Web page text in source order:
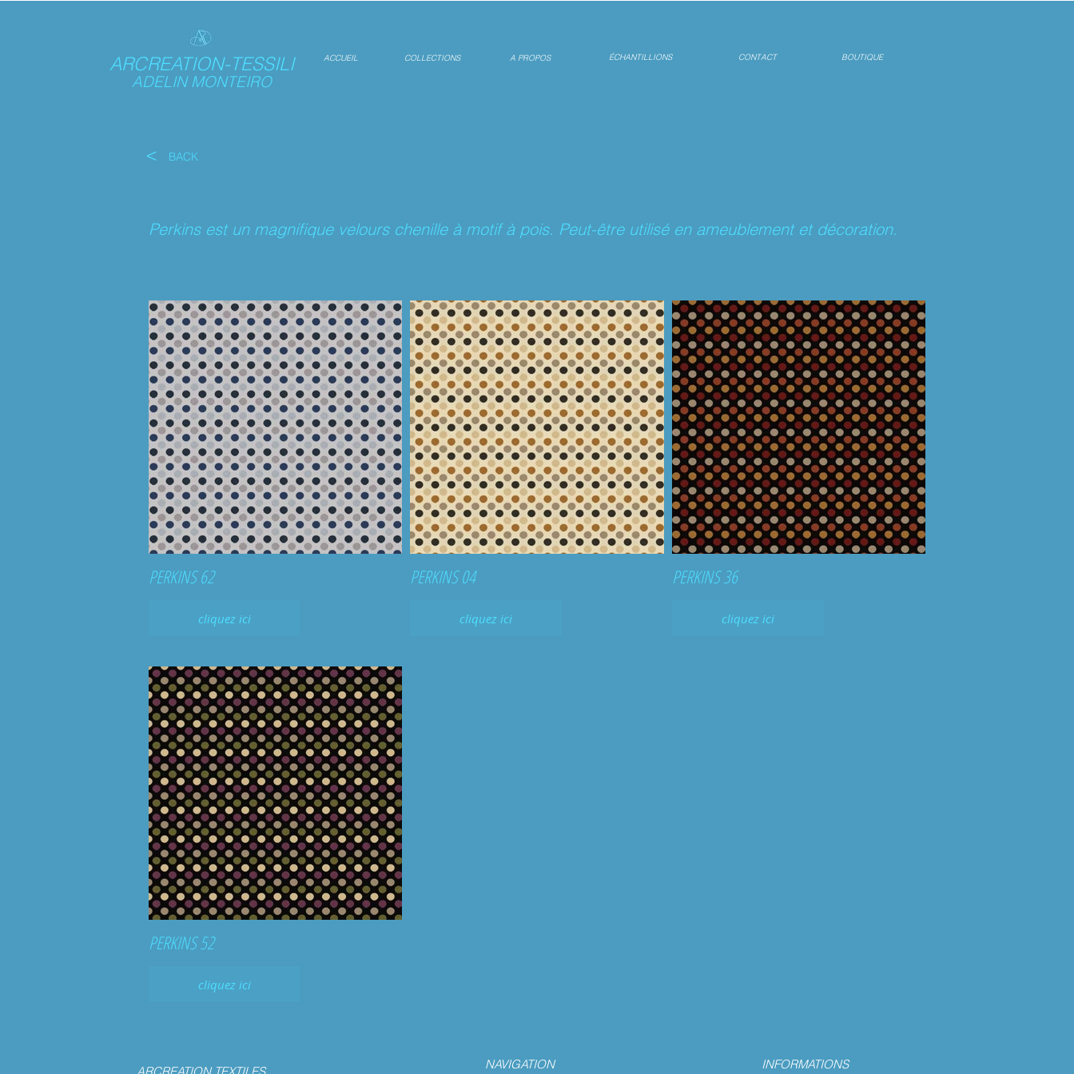
ARCREATION-TESSILI
ADELIN MONTEIRO
ACCUEIL COLLECTIONS A PROPOS ÉCHANTILLIONS CONTACT BOUTIQUE
< BACK
Perkins est un magnifique velours chenille à motif à pois. Peut-être utilisé en ameublement et décoration.
PERKINS 62
cliquez ici
PERKINS 04
cliquez ici
PERKINS 36
cliquez ici
PERKINS 52
cliquez ici
NAVIGATION INFORMATIONS